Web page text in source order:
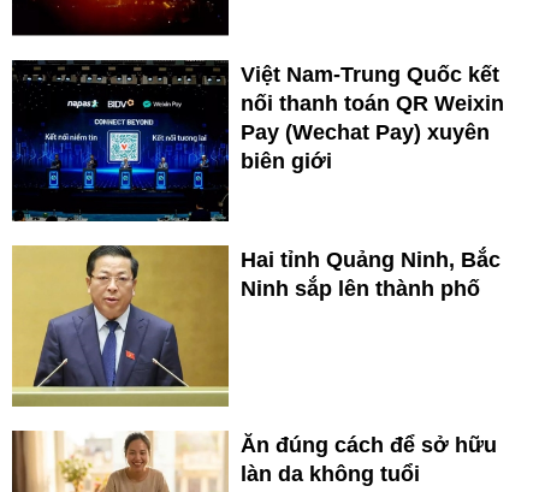
Việt Nam-Trung Quốc kết
nối thanh toán QR Weixin
Pay (Wechat Pay) xuyên
biên giới
Hai tỉnh Quảng Ninh, Bắc
Ninh sắp lên thành phố
Ăn đúng cách để sở hữu
làn da không tuổi